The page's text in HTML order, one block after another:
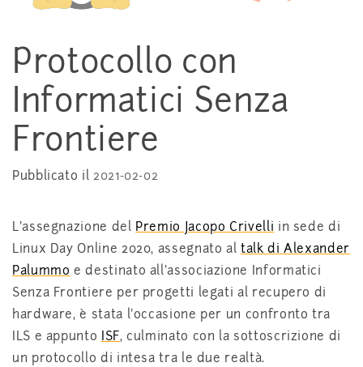
Protocollo con
Informatici Senza
Frontiere
Pubblicato il 2021-02-02
L'assegnazione del Premio Jacopo Crivelli in sede di
Linux Day Online 2020, assegnato altalk di Alexander
Palummo e destinato all'associazione Informatici
Senza Frontiere per progetti legati al recupero di
hardware, è stata l'occasione per un confronto tra
ILS e appunto ISF, culminato con la sottoscrizione di
un protocollo di intesa tra le due realtà.